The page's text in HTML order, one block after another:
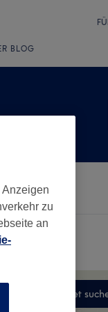
BLOG
In diesem Gebiet
zu
an